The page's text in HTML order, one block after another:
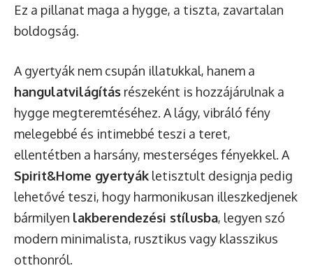
Ez a pillanat maga a hygge, a tiszta, zavartalan
boldogság.
A gyertyák nem csupán illatukkal, hanem a
hangulatvilágítás részeként is hozzájárulnak a
hygge megteremtéséhez. A lágy, vibráló fény
melegebbé és intimebbé teszi a teret,
ellentétben a harsány, mesterséges fényekkel. A
Spirit&Home gyertyák letisztult designja pedig
lehetővé teszi, hogy harmonikusan illeszkedjenek
bármilyen lakberendezési stílusba, legyen szó
modern minimalista, rusztikus vagy klasszikus
otthonról.